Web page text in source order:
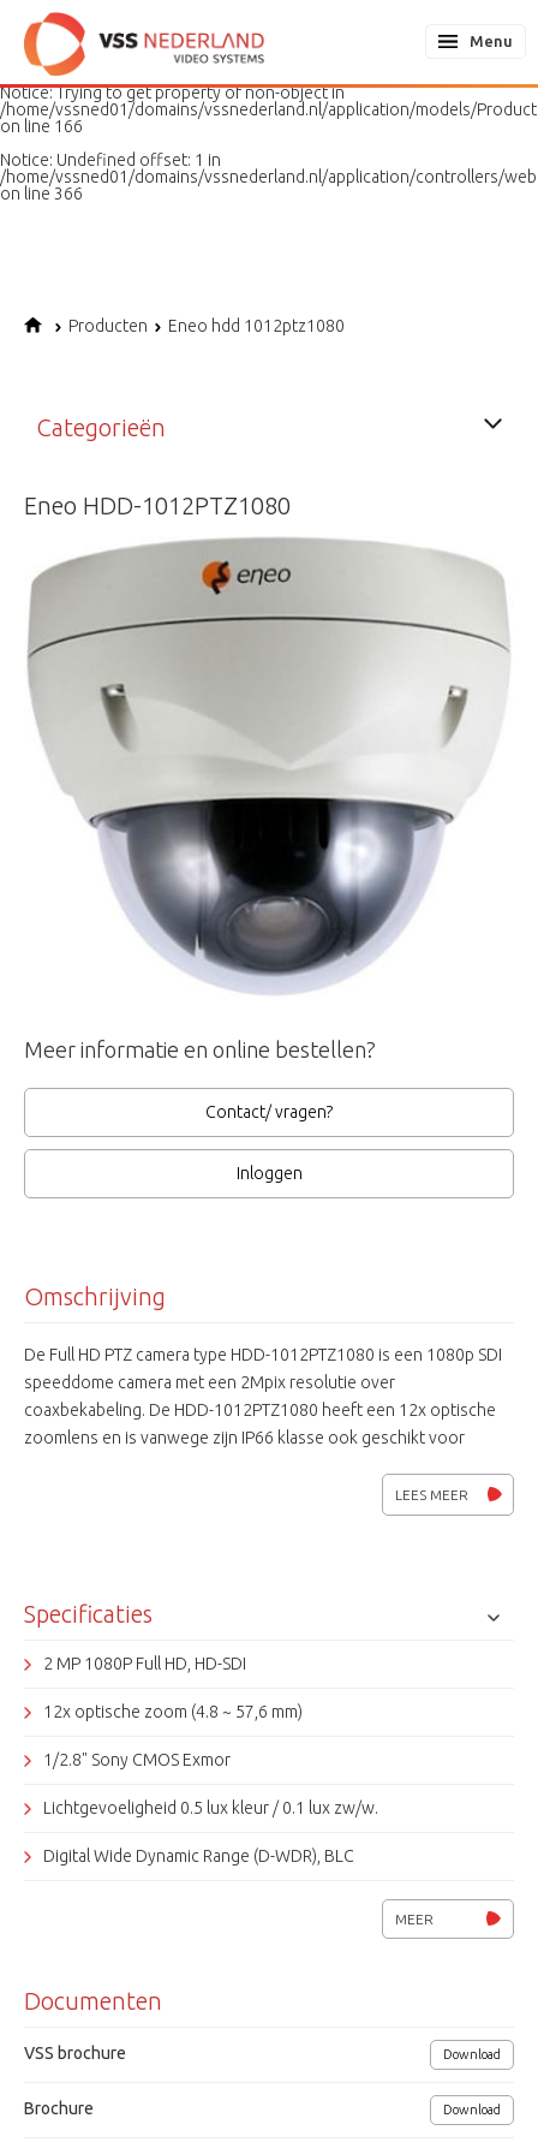
Notice: Undefined variable: page in
/home/vssned01/domains/vssnederland.nl/application/models/
on line
187
Notice: Trying to get property of non-object in
/home/vssned01/domains/vssnederland.nl/application/models/
on line 166
Notice: Undefined offset: 1 in
/home/vssned01/domains/vssnederland.nl/application/controllers/
on line 366
Menu
Producten Eneo hdd 1012ptz1080
Categorieën
Eneo HDD-1012PTZ1080
Meer informatie en online bestellen?
Contact/ vragen?
Inloggen
Omschrijving
De Full HD PTZ camera type HDD-1012PTZ1080 is een 1080p SDI
speeddome camera met een 2Mpix resolutie over
coaxbekabeling. De HDD-1012PTZ1080 heeft een 12x optische
zoomlens en is vanwege zijn IP66 klasse ook geschikt voor
diverse protocollen waardoor hij ook toepasbaar is in systemen
van andere fabrikanten en heeft hij vele beeldinstellingen voor
beveiligingseigenschappen zijn toegevoegd. HD-SDI camera's
zorgen voor een perfecte beeldkwaliteit in de wereld van
camerabewaking
LEES MEER
Specificaties
2 MP 1080P Full HD, HD-SDI
12x optische zoom (4.8 ~ 57,6 mm)
1/2.8" Sony CMOS Exmor
Lichtgevoeligheid 0.5 lux kleur / 0.1 lux zw/w.
Digital Wide Dynamic Range (D-WDR), BLC
IR-filter, D&N
DNR (2D-DNR, 3D-DNR)
4 alarmin- en 2 alarmuitgang(en)
MEER
Documenten
VSS brochure Download
Brochure Download